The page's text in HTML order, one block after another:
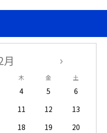
月
木 金 土
4 5
6
11 12
13
18 19
20